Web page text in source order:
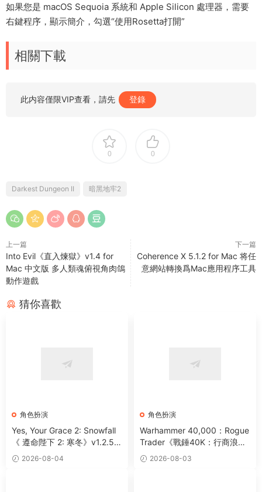
如果您是 macOS Sequoia 系統和 Apple Silicon 處理器，需要
右鍵程序，顯示簡介，勾選“使用Rosetta打開”
相關下載
此内容僅限VIP查看，請先 登錄
0 0
Darkest Dungeon II 暗黑地牢2
上一篇
Into Evil《直入煉獄》v1.4 for
Mac 中文版 多人類魂俯視角肉鴿
動作遊戲
下一篇
Coherence X 5.1.2 for Mac 将任
意網站轉換爲Mac應用程序工具
猜你喜歡
角色扮演
Yes, Your Grace 2: Snowfall
《 遵命陛下 2: 寒冬》v1.2.5.1
3910 for Mac 中文版 王國管
理角色扮演遊戲
2026-08-04
角色扮演
Warhammer 40,000：Rogue
Trader《戰錘40K：行商浪
人》v1.6.1.170 中文多語言版
經典角色扮演遊戲
2026-08-03